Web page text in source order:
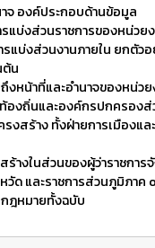
าจ องค์ประกอบด้านข้อมูล
แบ่งส่วนราชการของหน่วย
แบ่งส่วนงานภายใน ยกตัวอ
น
งหน้าที่และอำนาจของหน่ว
งถิ่นและองค์กรปกครอง
งสร้าง ทั้งฝ่ายการเมืองแล
างในส่วนของผู้ว่าราชการ
วัด และราชการส่วนภูมิภาค o
ฎหมายทั้งฉบับ